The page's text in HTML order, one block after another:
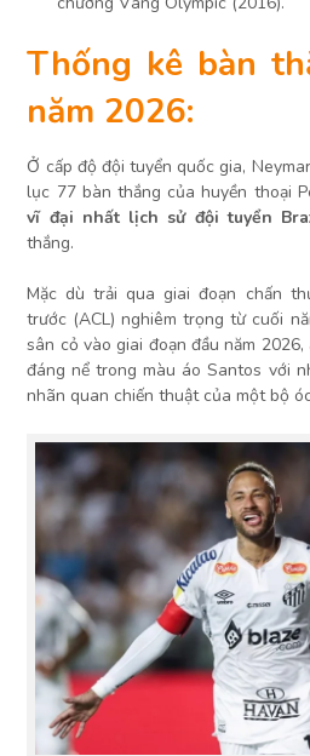
Thống kê bàn
năm 2026:
Ở cấp độ đội tuyển quốc gia,
lục 77 bàn thắng của huyền thoại
vĩ đại nhất lịch sử đội tuyển
thắng.
Mặc dù trải qua giai đoạn chấn
trước (ACL) nghiêm trọng từ cuối
sân cỏ vào giai đoạn đầu năm
đáng nể trong màu áo Santos với
nhãn quan chiến thuật của một bộ